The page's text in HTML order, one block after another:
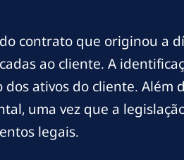
contrato que originou a
ao cliente. A
ativos do cliente. Além
uma vez que a
legais.